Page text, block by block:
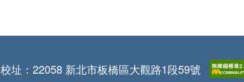
校址：22058 新北市板橋區大觀路1段59號